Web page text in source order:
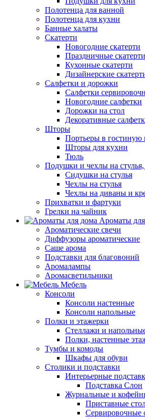
Полотенца для ванной
Полотенца для кухни
Банные халаты
Скатерти
Новогодние скатерти
Праздничные скатерти
Кухонные скатерти
Дизайнерские
Салфетки и дорожки
Салфетки
Новогодние салфетки
Дорожки на стол
Декоративные
Шторы
Портьеры в гостиную
Шторы для кухни
Тюль
Подушки и чехлы на
Сидушки на стулья
Чехлы на стулья
Чехлы на диваны и
Прихватки и фартуки
Грелки на чайник
Ароматы
Ароматические свечи
Диффузоры ароматические
Саше арома
Подставки для благовоний
Аромалампы
Аромасветильники
Мебель
Консоли
Консоли настенные
Консоли напольные
Полки и этажерки
Стеллажи и
Полки, настенные
Тумбы и комоды
Шкафы для обуви
Столики и подставки
Интерьерные
Подставка Слон
Журнальные и
Приставные
Сервировочные